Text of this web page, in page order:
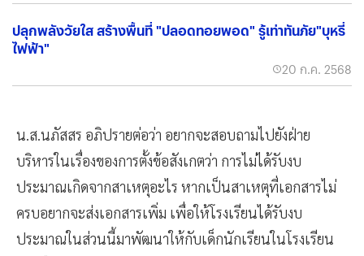
ปลุกพลังวัยใส สร้างพื้นที่ "ปลอดทอยพอด" รู้เท่าทันภัย"บุหรี่
ไฟฟ้า"
20 ก.ค. 2568
น.ส.นภัสสร อภิปรายต่อว่า อยากจะสอบถามไปยังฝ่าย
บริหารในเรื่องของการตั้งข้อสังเกตว่า การไม่ได้รับงบ
ประมาณเกิดจากสาเหตุอะไร หากเป็นสาเหตุที่เอกสารไม่
ครบอยากจะส่งเอกสารเพิ่ม เพื่อให้โรงเรียนได้รับงบ
ประมาณในส่วนนี้มาพัฒนาให้กับเด็กนักเรียนในโรงเรียน